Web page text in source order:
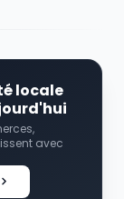
locale
avec